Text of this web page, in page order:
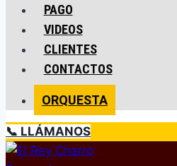
PAGO
VIDEOS
CLIENTES
CONTACTOS
ORQUESTA
📞 LLÁMANOS